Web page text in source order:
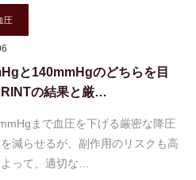
圧
と140mmHgのどちらを目
の結果と厳…
まで血圧を下げる厳密な降圧
減らせるが、副作用のリスクも高
って、適切な…